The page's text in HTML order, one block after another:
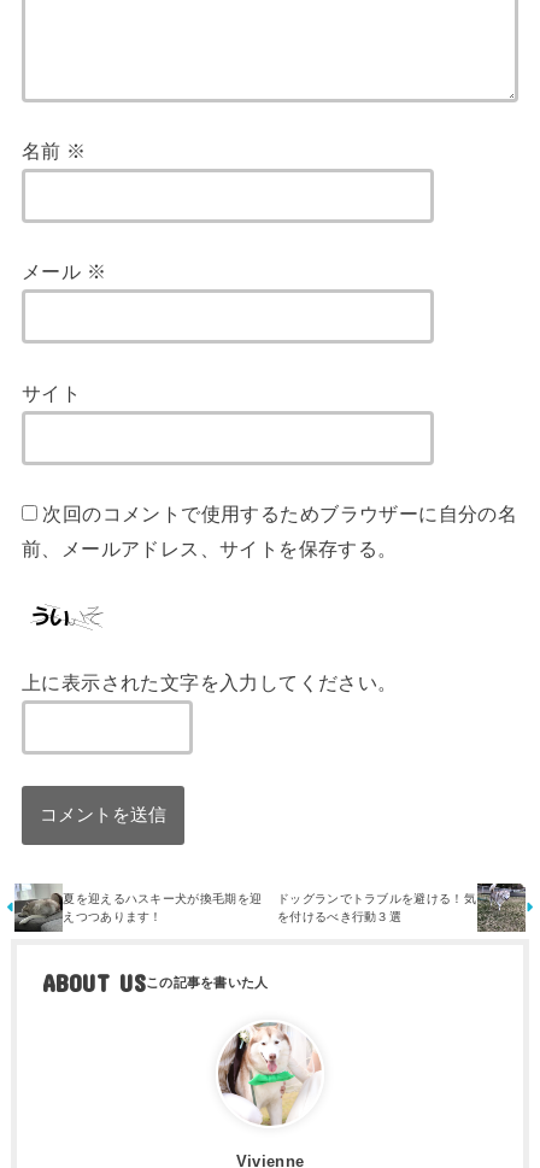
名前 ※
メール ※
サイト
次回のコメントで使用するためブラウザーに自分の名
前、メールアドレス、サイトを保存する。
上に表示された文字を入力してください。
夏を迎えるハスキー犬が換毛期を迎
えつつあります！
ドッグランでトラブルを避ける！気
を付けるべき行動３選
ABOUT US
Vivienne